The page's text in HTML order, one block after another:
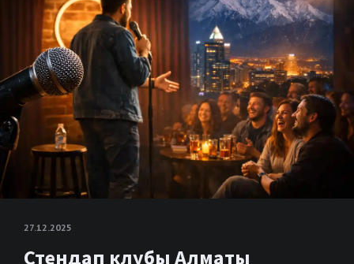
27.12.2025
Стендап клубы Алматы